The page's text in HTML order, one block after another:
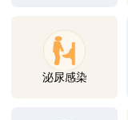
泌尿感染